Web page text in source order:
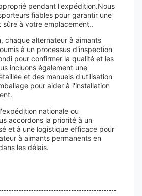
pendant l'expédition.Nous
fiables pour garantir une
sûre à votre emplacement..
chaque alternateur à aimants
à un processus d'inspection
pour confirmer la qualité et les
incluons également une
et des manuels d'utilisation
pour aider à l'installation
nationale ou
accordons la priorité à un
et à une logistique efficace pour
à aimants permanents en
les délais.